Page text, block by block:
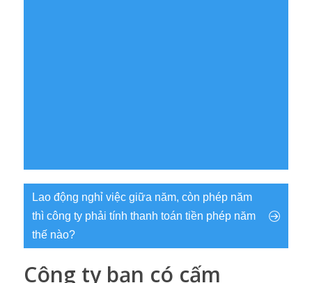
Lao động nghỉ việc giữa năm, còn phép năm
thì công ty phải tính thanh toán tiền phép năm
thế nào?
Công ty bạn có cấm